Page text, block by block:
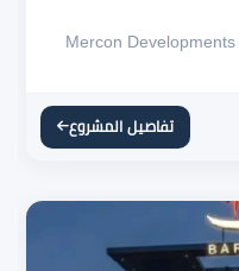
تفاصيل المشروع